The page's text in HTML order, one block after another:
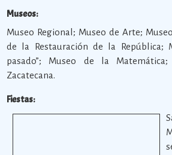
Museos:
Museo Regional; Museo de Arte;
de la Restauración de la República;
pasado”; Museo de la
Zacatecana.
Fiestas: